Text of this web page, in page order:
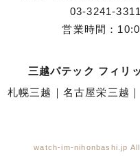
03-3241-3311
営業時間：
三越パテック フィリ
札幌三越 ｜ 名古屋栄三越
watch-im-nihonbashi.jp